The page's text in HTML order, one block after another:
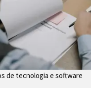
de tecnologia e software